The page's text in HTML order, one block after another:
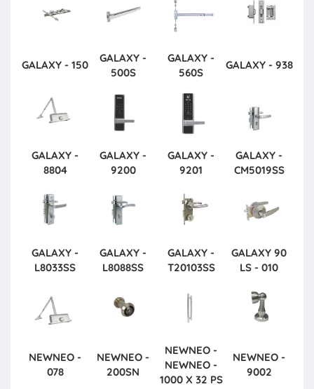
GALAXY - 150
GALAXY -
500S
GALAXY -
560S
GALAXY - 938
GALAXY -
8804
GALAXY -
9200
GALAXY -
9201
GALAXY -
CM5019SS
GALAXY -
L8033SS
GALAXY -
L8088SS
GALAXY -
T20103SS
GALAXY 90
LS - 010
NEWNEO -
078
NEWNEO -
200SN
NEWNEO -
NEWNEO -
1000 X 32 PS
NEWNEO -
9002